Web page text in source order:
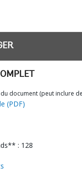
document (peut inclure
(PDF)
: 128